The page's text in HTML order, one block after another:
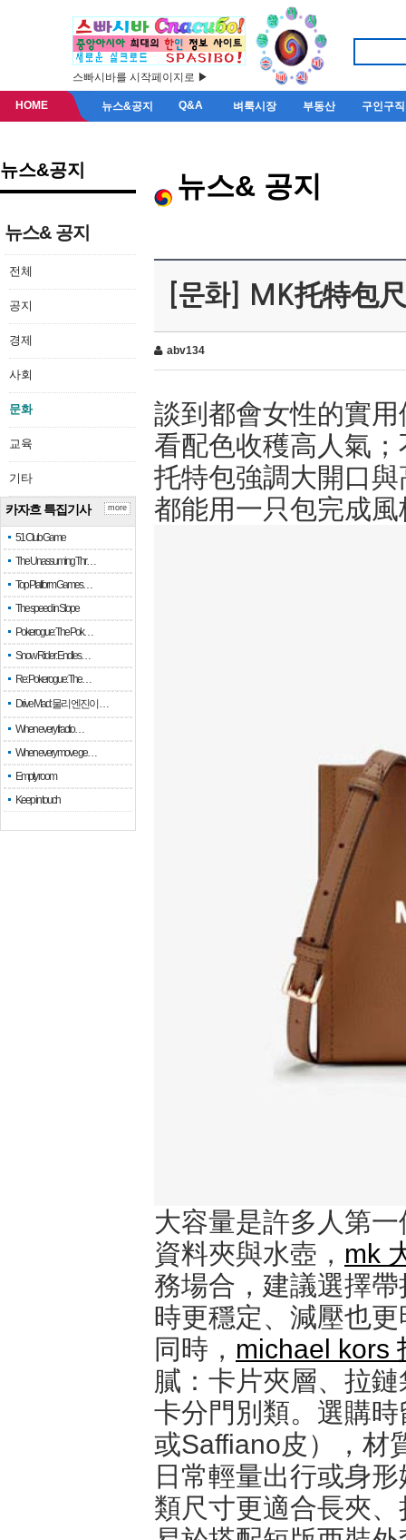
스빠시바를 시작페이지로 ▶
HOME 뉴스&공지 Q&A 벼룩시장 부동산 구인구직
뉴스&공지
뉴스& 공지
전체
공지
경제
사회
문화
교육
기타
카자흐 특집기사
51 Club Game
The Unassuming Thr…
Top Platform Games…
The speed in Slope
Pokerogue: The Pok…
Snow Rider: Endles…
Re: Pokerogue: The…
Drive Mad: 물리 엔진이 …
When every fractio…
When every move ge…
Empty room
Keep in touch
more
뉴스& 공지
[문화] MK托特包
abv134
談到都會女性的實用
看配色收穫高人氣
托特包強調大開口
都能用一只包完成
大容量是許多人第
資料夾與水壺， mk
務場合，建議選擇
時更穩定、減壓也
同時， michael kors
膩：卡片夾層、拉
卡分門別類。選購
或Saffiano皮），材
日常輕量出行或身
類尺寸更適合長夾